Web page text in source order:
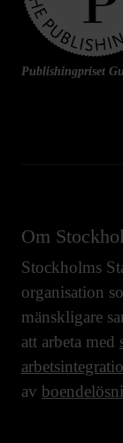
Publishingpriset
Om
Stockholms
organisation
mänskligare
att arbeta med
av